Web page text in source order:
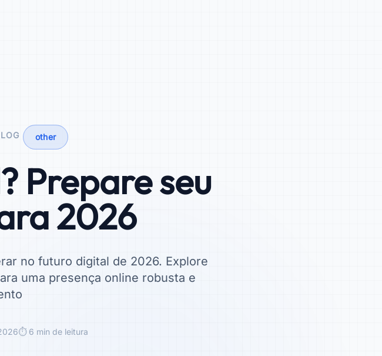
other
Prepare seu
2026
no futuro digital de 2026. Explore
uma presença online robusta e
⏱ 6 min de leitura